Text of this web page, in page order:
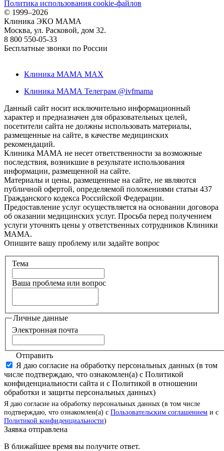
Политика использования cookie-файлов
© 1999–2026
Клиника ЭКО МАМА
Москва, ул. Расковой, дом 32.
8 800 550-05-33
Бесплатные звонки по России
Клиника МАМА MAX
Клиника МАМА Телеграм @ivfmama
Данный сайт носит исключительно информационный
характер и предназначен для образовательных целей,
посетители сайта не должны использовать материалы,
размещенные на сайте, в качестве медицинских
рекомендаций.
Клиника МАМА не несет ответственности за возможные
последствия, возникшие в результате использования
информации, размещенной на сайте.
Материалы и цены, размещенные на сайте, не являются
публичной офертой, определяемой положениями статьи 437
Гражданского кодекса Российской Федерации.
Предоставление услуг осуществляется на основании договора
об оказании медицинских услуг. Просьба перед получением
услуги уточнять цены у ответственных сотрудников Клиники
МАМА.
Опишите вашу проблему или задайте вопрос
Тема
Ваша проблема или вопрос
Личные данные
Электронная почта
Отправить
Я даю согласие на обработку персональных данных (в том
числе подтверждаю, что ознакомлен(а) с Политикой
конфиденциальности сайта и с Политикой в отношении
обработки и защиты персональных данных)
Я даю согласие на обработку персональных данных (в том числе
подтверждаю, что ознакомлен(а) с Пользовательским соглашением и с
Политикой конфиденциальности)
Заявка отправлена
В ближайшее время вы получите ответ.